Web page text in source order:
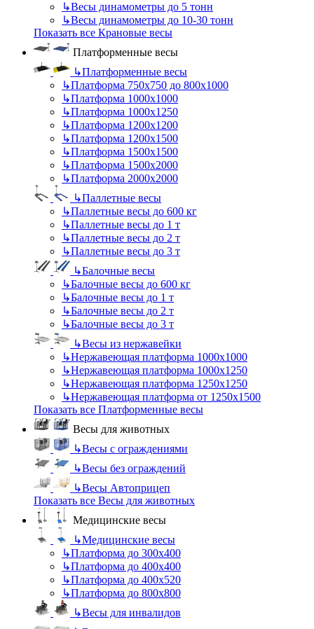
↳Весы динамометры до 5 тонн
↳Весы динамометры до 10-30 тонн
Показать все Крановые весы
Платформенные весы
↳Платформенные весы
↳Платформа 750х750 до 800х1000
↳Платформа 1000х1000
↳Платформа 1000х1250
↳Платформа 1200х1200
↳Платформа 1200х1500
↳Платформа 1500х1500
↳Платформа 1500х2000
↳Платформа 2000х2000
↳Паллетные весы
↳Паллетные весы до 600 кг
↳Паллетные весы до 1 т
↳Паллетные весы до 2 т
↳Паллетные весы до 3 т
↳Балочные весы
↳Балочные весы до 600 кг
↳Балочные весы до 1 т
↳Балочные весы до 2 т
↳Балочные весы до 3 т
↳Весы из нержавейки
↳Нержавеющая платформа 1000х1000
↳Нержавеющая платформа 1000х1250
↳Нержавеющая платформа 1250х1250
↳Нержавеющая платформа от 1250х1500
Показать все Платформенные весы
Весы для животных
↳Весы с ограждениями
↳Весы без ограждений
↳Весы Автоприцеп
Показать все Весы для животных
Медицинские весы
↳Медицинские весы
↳Платформа до 300х400
↳Платформа до 400х400
↳Платформа до 400х520
↳Платформа до 800х800
↳Весы для инвалидов